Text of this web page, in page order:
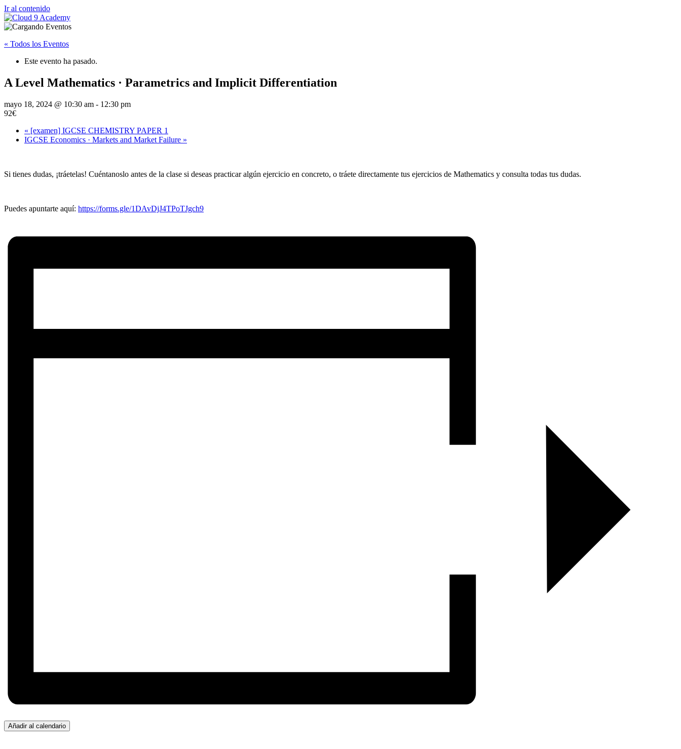
Ir al contenido
« Todos los Eventos
Este evento ha pasado.
A Level Mathematics · Parametrics and Implicit Differentiation
mayo 18, 2024 @ 10:30 am - 12:30 pm
92€
« [examen] IGCSE CHEMISTRY PAPER 1
IGCSE Economics · Markets and Market Failure »
Si tienes dudas, ¡tráetelas! Cuéntanoslo antes de la clase si deseas practicar algún ejercicio en concreto, o tráete directamente tus ejercicios de Mathematics y consulta todas tus dudas.
Puedes apuntarte aquí: https://forms.gle/1DAvDjJ4TPoTJgch9
Añadir al calendario